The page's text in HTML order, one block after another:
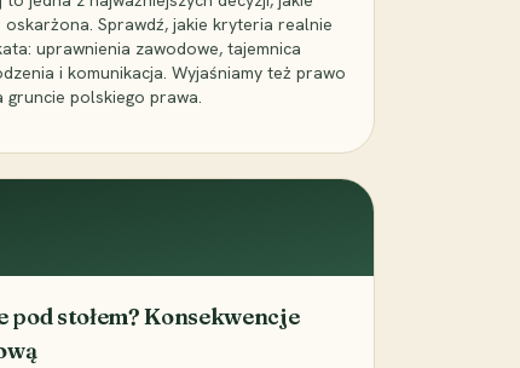
Sprawdź, jakie kryteria realnie
uprawnienia zawodowe, tajemnica
i komunikacja. Wyjaśniamy też prawo
polskiego prawa.
pod stołem? Konsekwencje